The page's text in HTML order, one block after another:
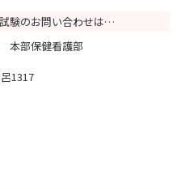
験のお問い合わせは…
本部保健看護部
1317